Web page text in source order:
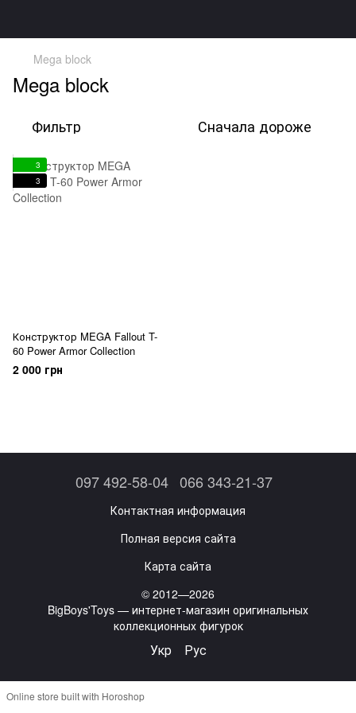
Mega block
Mega block
Фильтр Сначала дороже
3
3
Конструктор MEGA Fallout T-
60 Power Armor Collection
2 000 грн
097 492-58-04 066 343-21-37
Контактная информация
Полная версия сайта
Карта сайта
© 2012—2026
BigBoys'Toys — интернет-магазин оригинальных
коллекционных фигурок
Укр Рус
Online store built with Horoshop